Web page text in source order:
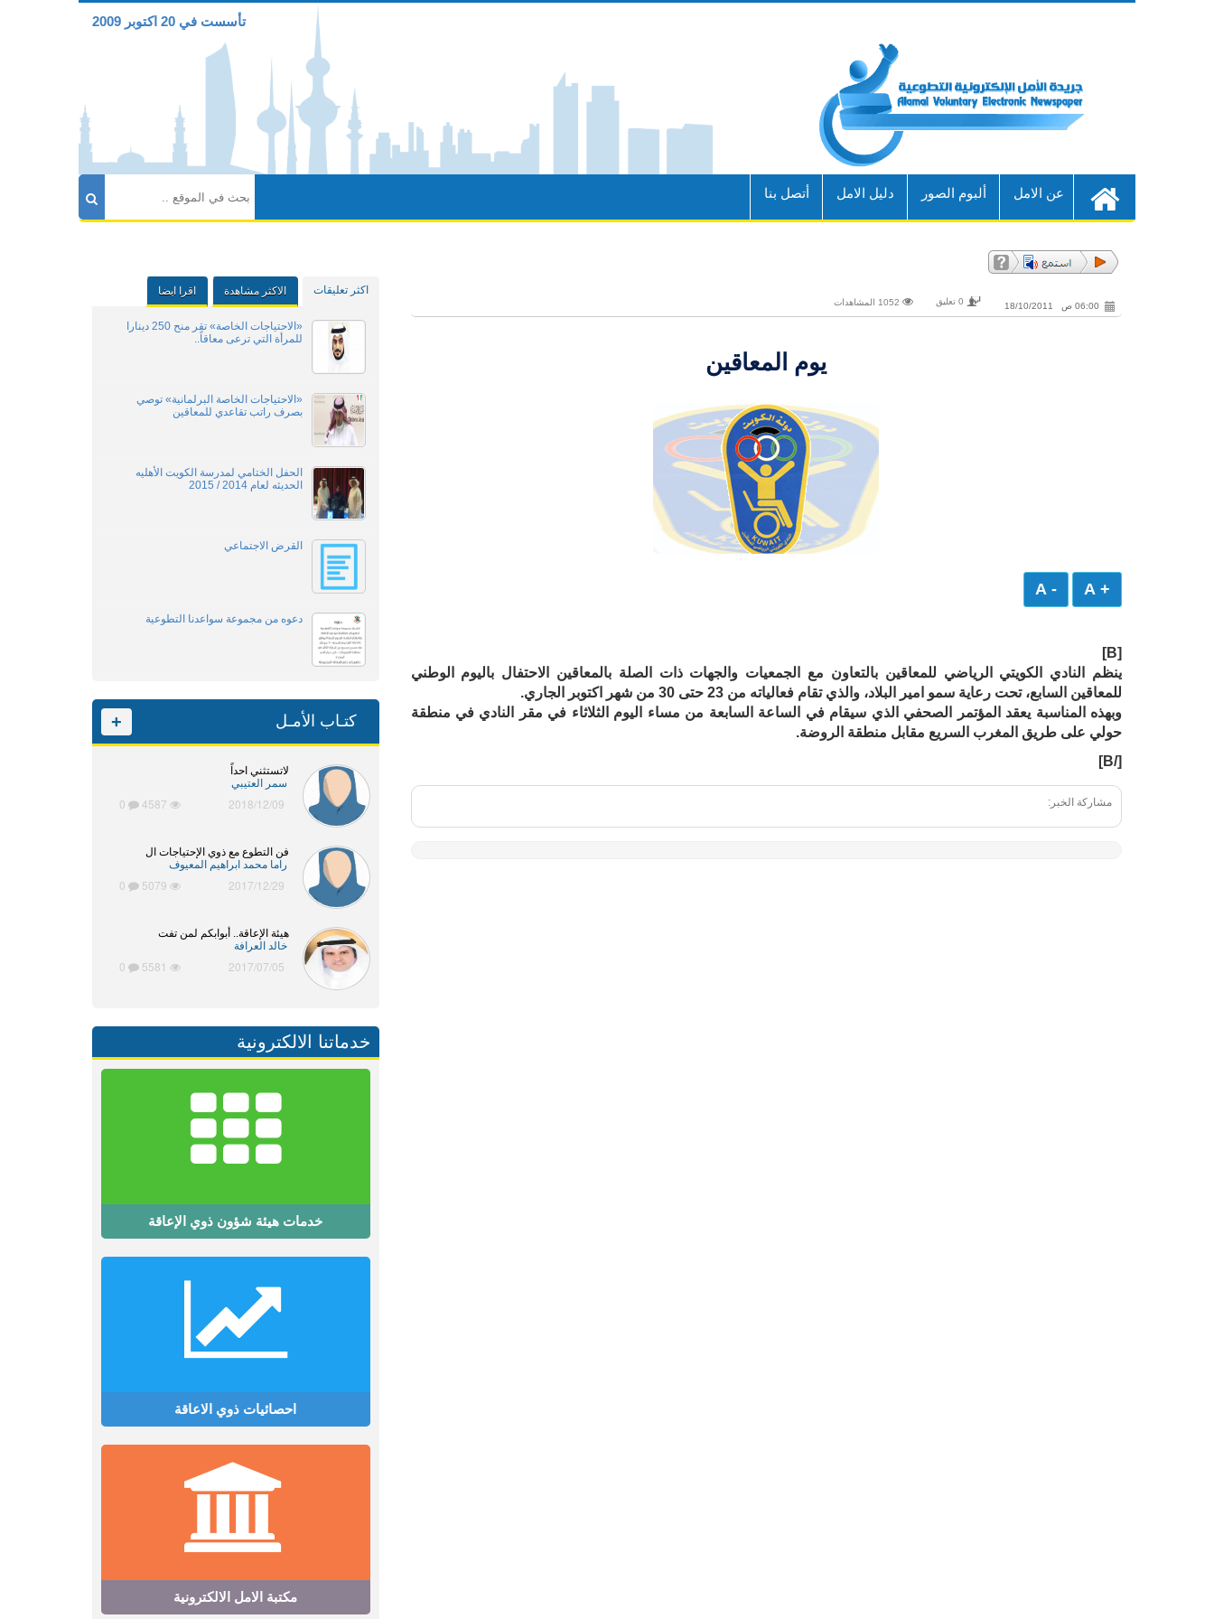
تأسست في 20 اكتوبر 2009
عن الامل ألبوم الصور دليل الامل أتصل بنا
06:00 ص 18/10/2011 0 تعليق
يوم المعاقين
+ A
- A
[B]
ينظم النادي الكويتي الرياضي للمعاقين بالتعاون مع الجمعيات والجهات ذات الصلة بالمعاقين الاحتفال باليوم الوطني
للمعاقين السابع، تحت رعاية سمو امير البلاد، والذي تقام فعالياته من 23 حتى 30 من شهر اكتوبر الجاري.
وبهذه المناسبة يعقد المؤتمر الصحفي الذي سيقام في الساعة السابعة من مساء اليوم الثلاثاء في مقر النادي في منطقة
حولي على طريق المغرب السريع مقابل منطقة الروضة.
[/B]
مشاركة الخبر:
اكثر تعليقات الاكثر مشاهدة اقرا ايضا
«الاحتياجات الخاصة» تقر منح 250 دينارا
للمرأة التي ترعى معاقاً..
«الاحتياجات الخاصة البرلمانية» توصي
بصرف راتب تقاعدي للمعاقين
الحفل الختامي لمدرسة الكويت الأهليه
الحديثه لعام 2014 / 2015
القرض الاجتماعي
دعوه من مجموعة سواعدنا التطوعية
كتـاب الأمـل +
لاتستثني احداً
سمر العتيبي
2018/12/09
فن التطوع مع ذوي الإحتياجات ال
راما محمد ابراهيم المعيوف
2017/12/29
هيئة الإعاقة.. أبوابكم لمن تفت
خالد العرافة
2017/07/05
خدماتنا الالكترونية
خدمات هيئة شؤون ذوي الإعاقة
احصائيات ذوي الاعاقة
مكتبة الامل الالكترونية